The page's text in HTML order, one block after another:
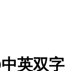
英双字